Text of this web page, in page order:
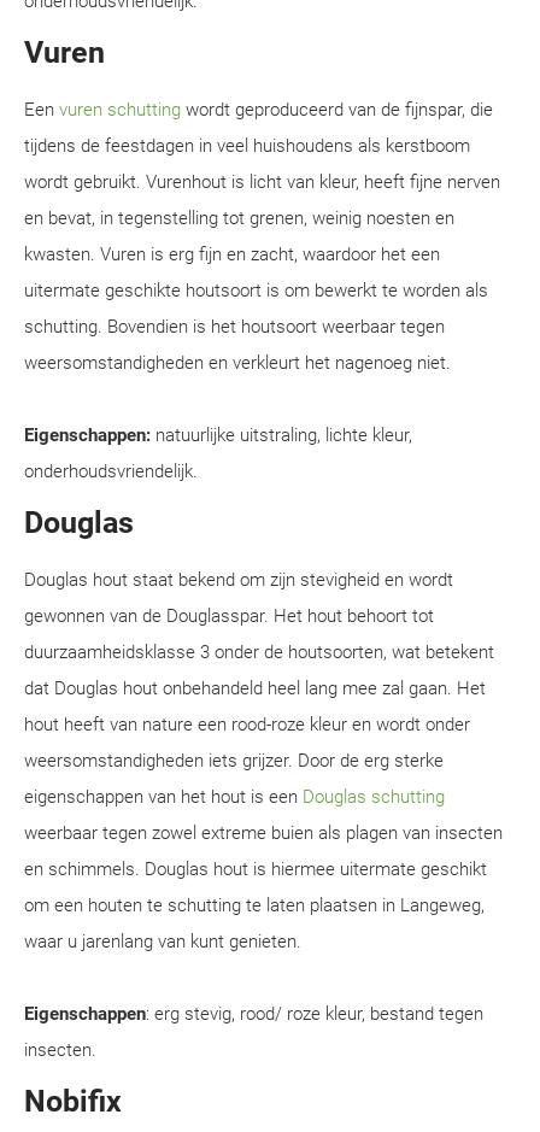
Vuren
Een vuren schutting wordt geproduceerd van de fijnspar, die
tijdens de feestdagen in veel huishoudens als kerstboom
wordt gebruikt. Vurenhout is licht van kleur, heeft fijne nerven
en bevat, in tegenstelling tot grenen, weinig noesten en
kwasten. Vuren is erg fijn en zacht, waardoor het een
uitermate geschikte houtsoort is om bewerkt te worden als
schutting. Bovendien is het houtsoort weerbaar tegen
weersomstandigheden en verkleurt het nagenoeg niet.
Eigenschappen: natuurlijke uitstraling, lichte kleur,
onderhoudsvriendelijk.
Douglas
Douglas hout staat bekend om zijn stevigheid en wordt
gewonnen van de Douglasspar. Het hout behoort tot
duurzaamheidsklasse 3 onder de houtsoorten, wat betekent
dat Douglas hout onbehandeld heel lang mee zal gaan. Het
hout heeft van nature een rood-roze kleur en wordt onder
weersomstandigheden iets grijzer. Door de erg sterke
eigenschappen van het hout is een Douglas schutting
weerbaar tegen zowel extreme buien als plagen van insecten
en schimmels. Douglas hout is hiermee uitermate geschikt
om een houten te schutting te laten plaatsen in Langeweg,
waar u jarenlang van kunt genieten.
Eigenschappen: erg stevig, rood/ roze kleur, bestand tegen
insecten.
Nobifix